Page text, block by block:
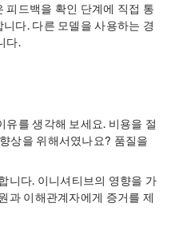
피드백을 확인 단계에 직접 통
다. 다른 모델을 사용하는 경
다.
유를 생각해 보세요. 비용을 절
상을 위해서였나요? 품질을
니다. 이니셔티브의 영향을 가
과 이해관계자에게 증거를 제